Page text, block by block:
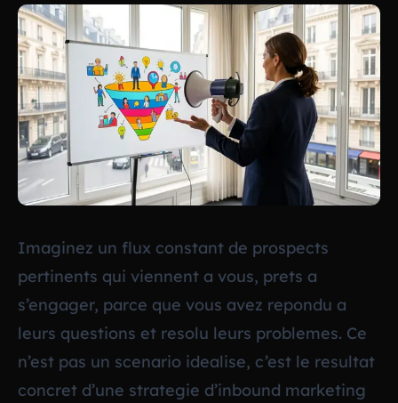
Imaginez un flux constant de prospects
pertinents qui viennent a vous, prets a
s’engager, parce que vous avez repondu a
leurs questions et resolu leurs problemes. Ce
n’est pas un scenario idealise, c’est le resultat
concret d’une strategie d’inbound marketing